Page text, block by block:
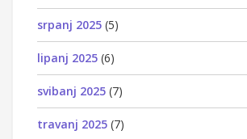
srpanj 2025 (5)
lipanj 2025 (6)
svibanj 2025 (7)
travanj 2025 (7)